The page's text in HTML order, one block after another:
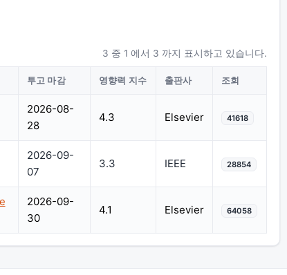
3 중 1 에서 3 까지 표시하고 있습니다.
투고 마감 영향력 지수 출판사 조회
2026-08-
28
4.3 Elsevier 41618
2026-09-
07
3.3 IEEE 28854
2026-09-
30
4.1 Elsevier 64058